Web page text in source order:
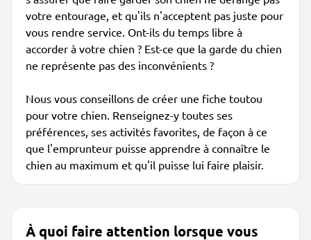
votre entourage, et qu'ils n'acceptent pas juste pour
vous rendre service. Ont-ils du temps libre à
accorder à votre chien ? Est-ce que la garde du chien
ne représente pas des inconvénients ?
Nous vous conseillons de créer une fiche toutou
pour votre chien. Renseignez-y toutes ses
préférences, ses activités favorites, de façon à ce
que l'emprunteur puisse apprendre à connaître le
chien au maximum et qu'il puisse lui faire plaisir.
À quoi faire attention lorsque vous